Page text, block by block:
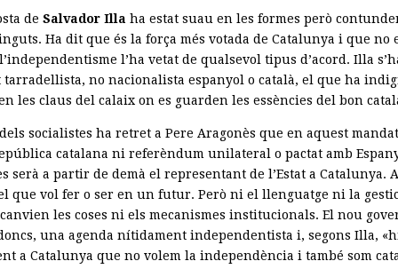
de Salvador Illa ha estat suau en les formes però
Ha dit que és la força més votada de Catalunya i que no
l’ha vetat de qualsevol tipus d’acord. Illa
tarradellista, no nacionalista espanyol o català, el que ha
les claus del calaix on es guarden les essències del bon
socialistes ha retret a Pere Aragonès que en aquest
catalana ni referèndum unilateral o pactat amb
serà a partir de demà el representant de l’Estat a Catalunya.
que vol fer o ser en un futur. Però ni el llenguatge ni la
les coses ni els mecanismes institucionals. El nou
una agenda nítidament independentista i, segons Illa,
a Catalunya que no volem la independència i també som